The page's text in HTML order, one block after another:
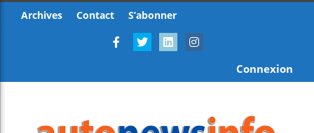
Archives Contact S’abonner
Connexion